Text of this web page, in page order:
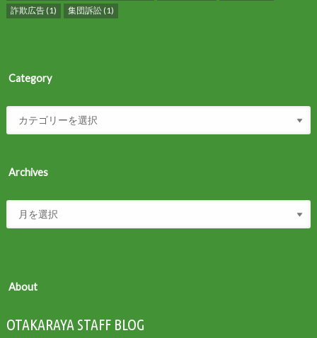
詐欺広告(1) 集団訴訟(1)
Category
Archives
About
OTAKARAYA STAFF BLOG